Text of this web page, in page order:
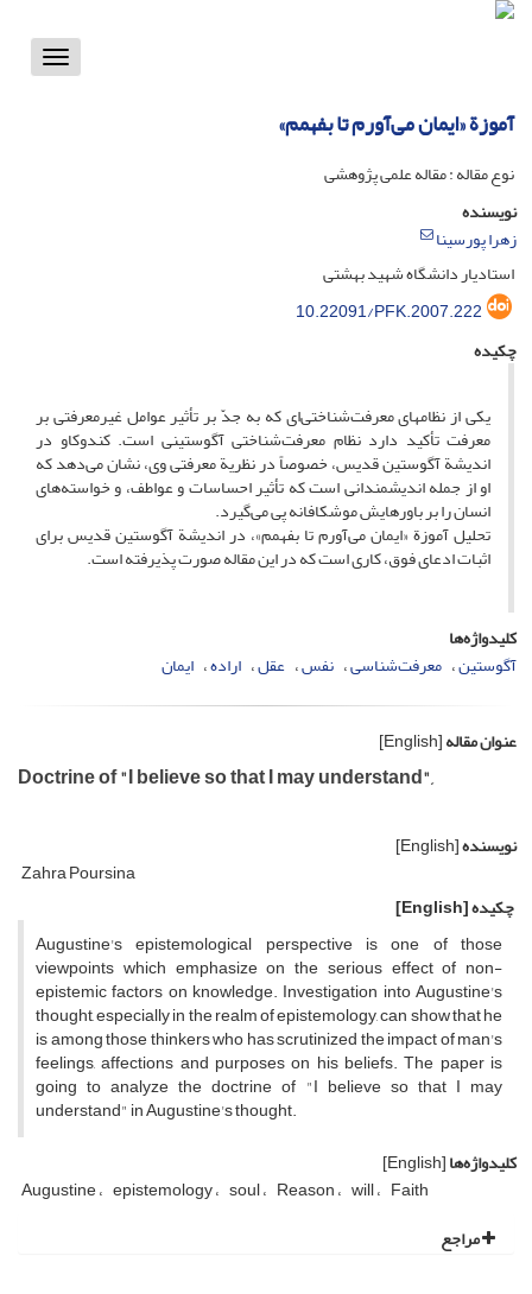
Toggle
آموزة «ایمان می‌آورم تا بفهمم»
نوع مقاله : مقاله علمی پژوهشی
نویسنده
زهرا پورسینا
استادیار دانشگاه شهید بهشتی
10.22091/PFK.2007.222
چکیده
یکی از نظامهای معرفت‌شناختی‌ای که به جدّ بر تأثیر عوامل غیرمعرفتی بر
معرفت تأکید دارد نظام معرفت‌شناختی آگوستینی است. کندوکاو در
اندیشة آگوستین قدیس، خصوصاً در نظریة معرفتی وی، نشان می‌دهد که
او از جمله اندیشمندانی است که تأثیر احساسات و عواطف، و خواسته‌های
انسان را بر باورهایش موشکافانه پی می‌گیرد.
تحلیل آموزة «ایمان می‌آورم تا بفهمم»، در اندیشة آگوستین قدیس برای
اثبات ادعای فوق، کاری است که در این مقاله صورت پذیرفته است.
کلیدواژه‌ها
آگوستین معرفت‌شناسی نفس عقل اراده ایمان
عنوان مقاله[English]
Doctrine of "I believe so that I may understand",
نویسنده[English]
Zahra Poursina
چکیده[English]
Augustine's epistemological perspective is one of those
viewpoints which emphasize on the serious effect of non-
epistemic factors on knowledge. Investigation into Augustine's
thought, especially in the realm of epistemology, can show that he
is among those thinkers who has scrutinized the impact of man's
feelings, affections and purposes on his beliefs. The paper is
going to analyze the doctrine of "I believe so that I may
understand" in Augustine's thought.
کلیدواژه‌ها[English]
Augustine epistemology soul Reason will Faith
مراجع